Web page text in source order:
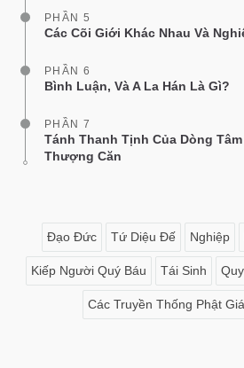
PHẦN 5
Các Cõi Giới Khác Nhau Và
PHẦN 6
Bình Luận, Và A La Hán Là Gì?
PHẦN 7
Tánh Thanh Tịnh Của Dòng
Thượng Căn
Đạo Đức Tứ Diệu Đế Nghiệp
Kiếp Người Quý Báu Tái Sinh
Các Truyền Thống Phật